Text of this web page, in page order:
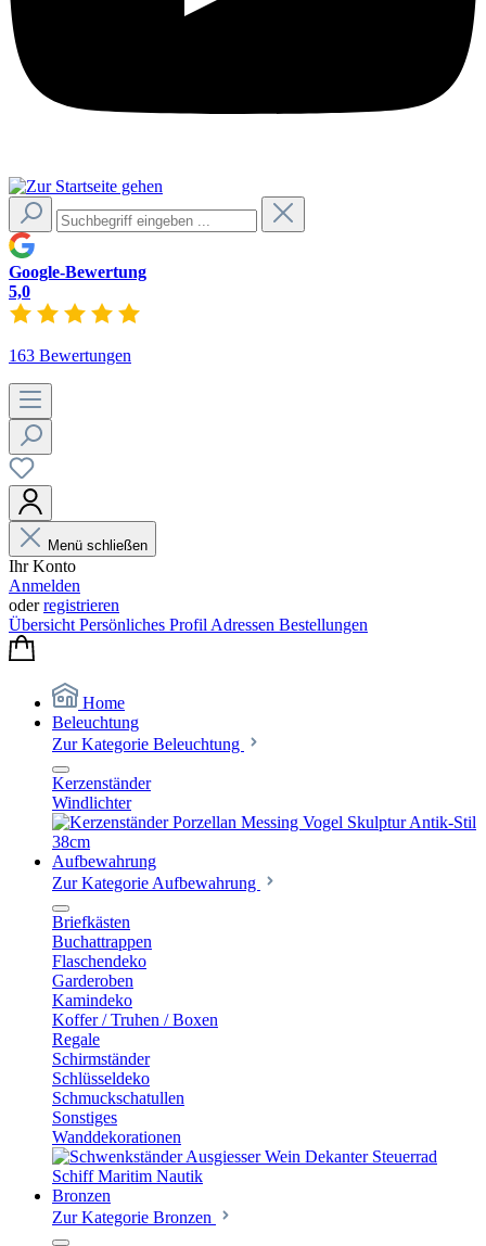
Google-Bewertung
5,0
163 Bewertungen
Menü schließen
Ihr Konto
Anmelden
oderregistrieren
Übersicht Persönliches Profil Adressen Bestellungen
Home
Beleuchtung
Zur Kategorie Beleuchtung
Kerzenständer
Windlichter
Aufbewahrung
Zur Kategorie Aufbewahrung
Briefkästen
Buchattrappen
Flaschendeko
Garderoben
Kamindeko
Koffer / Truhen / Boxen
Regale
Schirmständer
Schlüsseldeko
Schmuckschatullen
Sonstiges
Wanddekorationen
Bronzen
Zur Kategorie Bronzen